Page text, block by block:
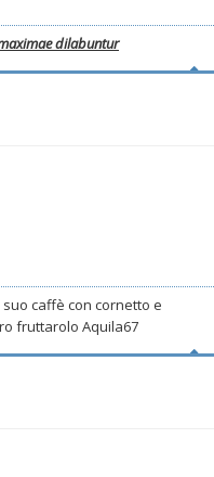
dilabuntur
caffè con cornetto e
fruttarolo Aquila67